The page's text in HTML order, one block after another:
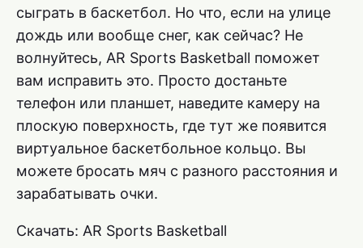
сыграть в баскетбол. Но что, если на улице
дождь или вообще снег, как сейчас? Не
волнуйтесь, AR Sports Basketball поможет
вам исправить это. Просто достаньте
телефон или планшет, наведите камеру на
плоскую поверхность, где тут же появится
виртуальное баскетбольное кольцо. Вы
можете бросать мяч с разного расстояния и
зарабатывать очки.
Скачать: AR Sports Basketball